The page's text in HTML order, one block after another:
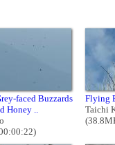
faced Buzzards
Honey ..
Flying
Taichi